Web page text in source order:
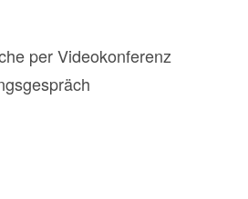
per Videokonferenz